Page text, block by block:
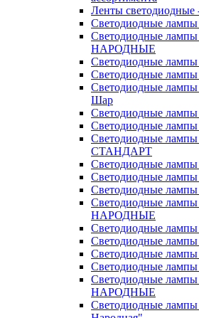
Ленты светодиодные
Светодиодные
Светодиодные
НАРОДНЫЕ
Светодиодные
Светодиодные
Светодиодные
Шар
Светодиодные
Светодиодные
Светодиодные
СТАНДАРТ
Светодиодные
Светодиодные
Светодиодные
Светодиодные
НАРОДНЫЕ
Светодиодные
Светодиодные
Светодиодные
Светодиодные
Светодиодные
НАРОДНЫЕ
Светодиодные